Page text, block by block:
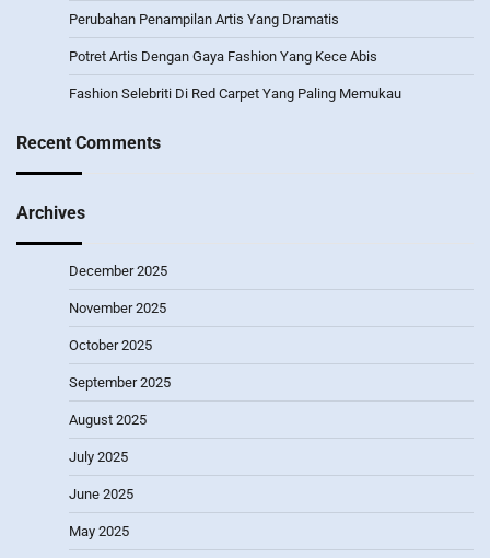
Perubahan Penampilan Artis Yang Dramatis
Potret Artis Dengan Gaya Fashion Yang Kece Abis
Fashion Selebriti Di Red Carpet Yang Paling Memukau
Recent Comments
Archives
December 2025
November 2025
October 2025
September 2025
August 2025
July 2025
June 2025
May 2025